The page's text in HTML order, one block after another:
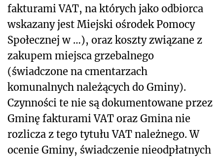
fakturami VAT, na których jako odbiorca
wskazany jest Miejski ośrodek Pomocy
Społecznej w …), oraz koszty związane z
zakupem miejsca grzebalnego
(świadczone na cmentarzach
komunalnych należących do Gminy).
Czynności te nie są dokumentowane przez
Gminę fakturami VAT oraz Gmina nie
rozlicza z tego tytułu VAT należnego. W
ocenie Gminy, świadczenie nieodpłatnych